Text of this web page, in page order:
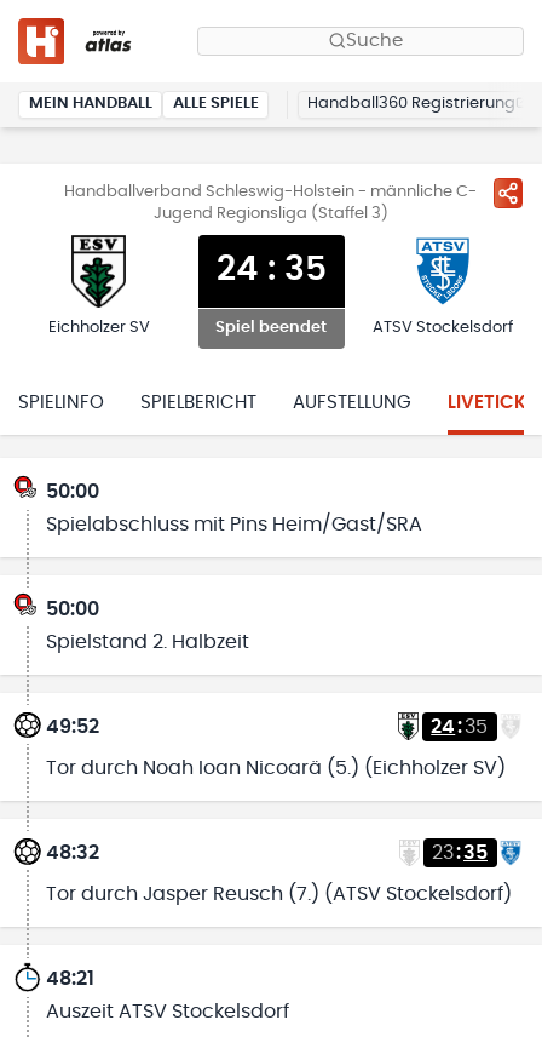
Suche
MEIN HANDBALL ALLE SPIELE Handball360 Registrierung
Handballverband Schleswig-Holstein - männliche C-
Jugend Regionsliga (Staffel 3)
Eichholzer SV
24 : 35
Spiel beendet ATSV Stockelsdorf
SPIELINFO SPIELBERICHT AUFSTELLUNG
50:00
Spielabschluss mit Pins Heim/Gast/SRA
50:00
Spielstand 2. Halbzeit
49:52 24:35
Tor durch Noah Ioan Nicoarä (5.) (Eichholzer SV)
48:32 23:35
Tor durch Jasper Reusch (7.) (ATSV Stockelsdorf)
48:21
Auszeit ATSV Stockelsdorf